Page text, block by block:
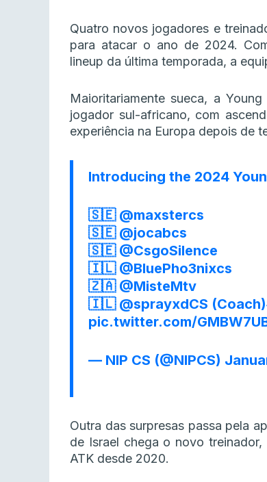
Quatro novos jogadores e
para atacar o ano de 2024.
lineup da última temporada, a
Maioritariamente sueca, a
jogador sul-africano, com
experiência na Europa depois de
Introducing the 2024
🇸🇪 @maxstercs
🇸🇪 @jocabcs
🇸🇪 @CsgoSilence
🇮🇱 @BluePho3nixcs
🇿🇦 @MisteMtv
🇮🇱 @sprayxdCS (Coach)
pic.twitter.com/
— NIP CS (@NIPCS)
Outra das surpresas passa pela
de Israel chega o novo treinador,
ATK desde 2020.